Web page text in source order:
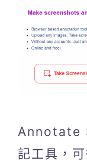
Annotate
記工具，